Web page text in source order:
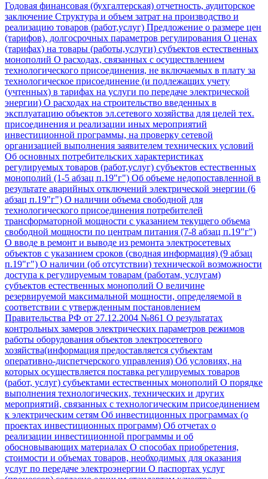
Годовая финансовая (бухгалтерская) отчетность, аудиторское
заключение Структура и объем затрат на производство и
реализацию товаров (работ,услуг) Предложение о размере цен
(тарифов), долгосрочных параметров регулирования О ценах
(тарифах) на товары (работы,услуги) субъектов естественных
монополий О расходах, связанных с осуществлением
технологического присоединения, не включаемых в плату за
технологическое присоединение (и подлежащих учету
(учтенных) в тарифах на услуги по передаче электрической
энергии) О расходах на строительство введенных в
эксплуатацию объектов эл.сетевого хозяйства для целей тех.
присоединения и реализации иных мероприятий
инвестиционной программы, на проверку сетевой
организацией выполнения заявителем технических условий
Об основных потребительских характеристиках
регулируемых товаров (работ,услуг) субъектов естественных
монополий (1-5 абзац п.19"г") Об объеме недопоставленной в
результате аварийных отключений электрической энергии (6
абзац п.19"г") О наличии объема свободной для
технологического присоединения потребителей
трансформаторной мощности с указанием текущего объема
свободной мощности по центрам питания (7-8 абзац п.19"г")
О вводе в ремонт и выводе из ремонта электросетевых
объектов с указанием сроков (сводная информация) (9 абзац
п.19"г") О наличии (об отсутствии) технической возможности
доступа к регулируемым товарам (работам, услугам)
субъектов естественных монополий О величине
резервируемой максимальной мощности, определяемой в
соответствии с утвержденным постановлением
Правительства РФ от 27.12.2004 №861 О результатах
контрольных замеров электрических параметров режимов
работы оборудования объектов электросетевого
хозяйства(информация предоставляется субъектам
оперативно-диспетчерского управления) Об условиях, на
которых осуществляется поставка регулируемых товаров
(работ, услуг) субъектами естественных монополий О порядке
выполнения технологических, технических и других
мероприятий, связанных с технологическим присоединением
к электрическим сетям Об инвестиционных программах (о
проектах инвестиционных программ) Об отчетах о
реализации инвестиционной программы и об
обосновывающих материалах О способах приобретения,
стоимости и объемах товаров, необходимых для оказания
услуг по передаче электроэнергии О паспортах услуг